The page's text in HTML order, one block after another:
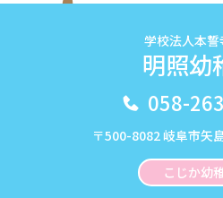
学校法人本
明照幼
058-
〒500-8082 岐阜市矢
こじか幼